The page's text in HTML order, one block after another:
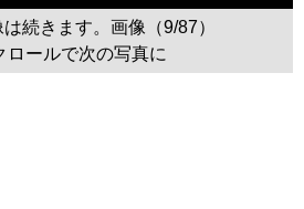
続きます。画像（9/87）
ロールで次の写真に